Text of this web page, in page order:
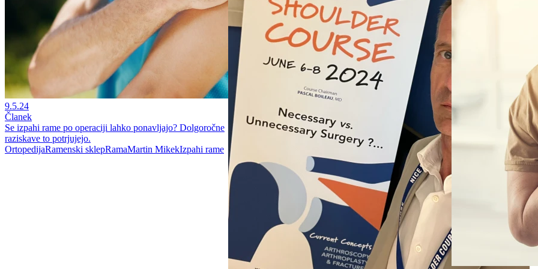
9.5.24
Članek
Se izpahi rame po operaciji lahko ponavljajo? Dolgoročne
raziskave to potrjujejo.
OrtopedijaRamenski sklepRamaMartin MikekIzpahi rame